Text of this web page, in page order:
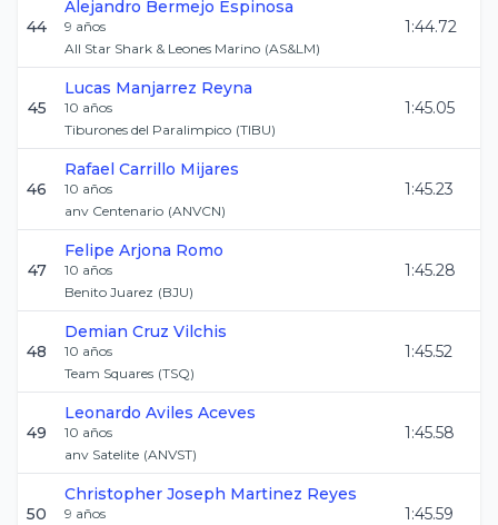
44
Alejandro Bermejo Espinosa
9 años
All Star Shark & Leones Marino (AS&LM)
1:44.72
45
Lucas Manjarrez Reyna
10 años
Tiburones del Paralimpico (TIBU)
1:45.05
46
Rafael Carrillo Mijares
10 años
anv Centenario (ANVCN)
1:45.23
47
Felipe Arjona Romo
10 años
Benito Juarez (BJU)
1:45.28
48
Demian Cruz Vilchis
10 años
Team Squares (TSQ)
1:45.52
49
Leonardo Aviles Aceves
10 años
anv Satelite (ANVST)
1:45.58
50
Christopher Joseph Martinez Reyes
9 años
1:45.59